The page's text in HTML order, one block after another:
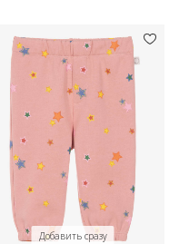
Добавить сразу